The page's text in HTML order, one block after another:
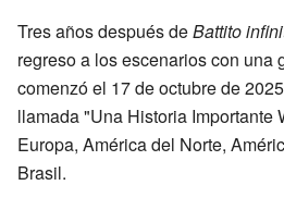
Tres años después deBattito
regreso a los escenarios con una
comenzó el 17 de octubre de
llamada "Una Historia Importante
Europa, América del Norte,
Brasil.